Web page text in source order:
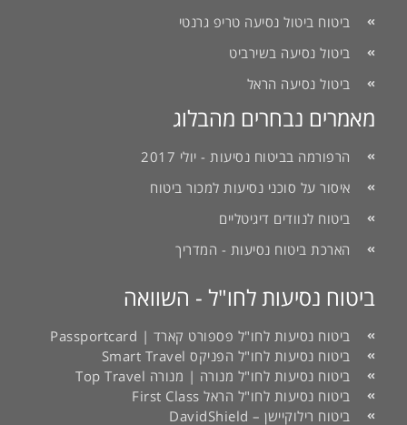
ביטוח ביטול נסיעה טריפ גרנטי
ביטול נסיעה בשירביט
ביטול נסיעה הראל
מאמרים נבחרים מהבלוג
הרפורמה בביטוח נסיעות - יולי 2017
איסור על סוכני נסיעות למכור ביטוח
ביטוח לנוודים דיגיטליים
הארכת ביטוח נסיעות - המדריך
ביטוח נסיעות לחו"ל - השוואה
ביטוח נסיעות לחו"ל פספורט קארד | Passportcard
ביטוח נסיעות לחו"ל הפניקס Smart Travel
ביטוח נסיעות לחו"ל מנורה | מנורה Top Travel
ביטוח נסיעות לחו"ל הראל First Class
ביטוח רילוקיישן – DavidShield